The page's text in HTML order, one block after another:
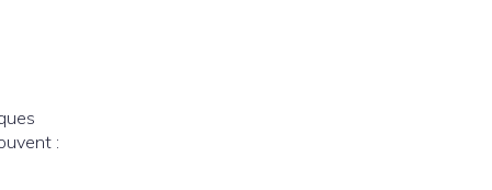
: